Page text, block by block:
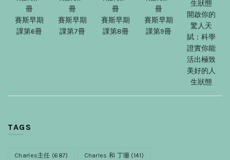
賽斯早期
課第6冊
賽斯早期
課第7冊
賽斯早期
課第8冊
賽斯早期
課第9冊
開啟你的
驚人天
賦：科學
證實你能
活出極致
美好的人
生狀態
TAGS
Charles主任 (687) Charles 和 丁珊 (141)